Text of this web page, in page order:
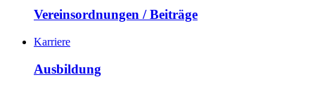
Vereinsordnungen / Beiträge
Karriere
Ausbildung